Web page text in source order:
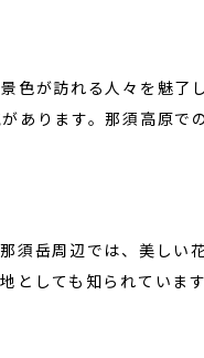
色が訪れる人々を魅了
あります。那須高原で
須岳周辺では、美しい
としても知られていま